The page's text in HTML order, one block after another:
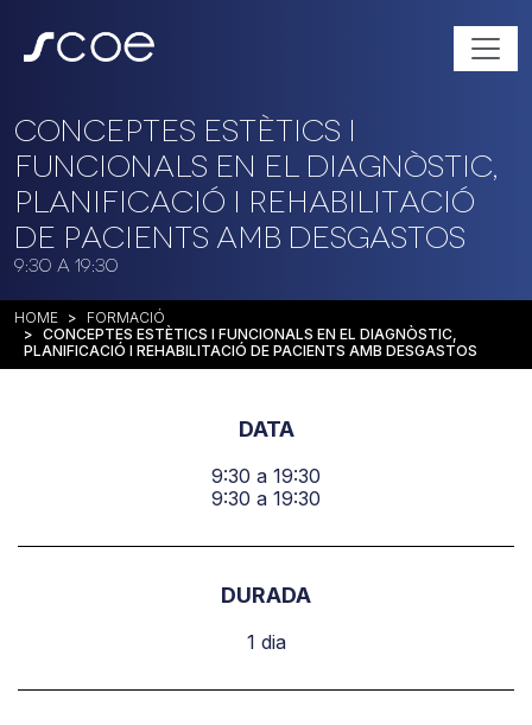
Conceptes estètics i
funcionals en el diagnòstic,
planificació i rehabilitació
de pacients amb desgastos
9:30 a 19:30
HOME
FORMACIÓ
CONCEPTES ESTÈTICS I FUNCIONALS EN EL DIAGNÒSTIC,
PLANIFICACIÓ I REHABILITACIÓ DE PACIENTS AMB DESGASTOS
DATA
9:30 a 19:30
9:30 a 19:30
DURADA
1 dia